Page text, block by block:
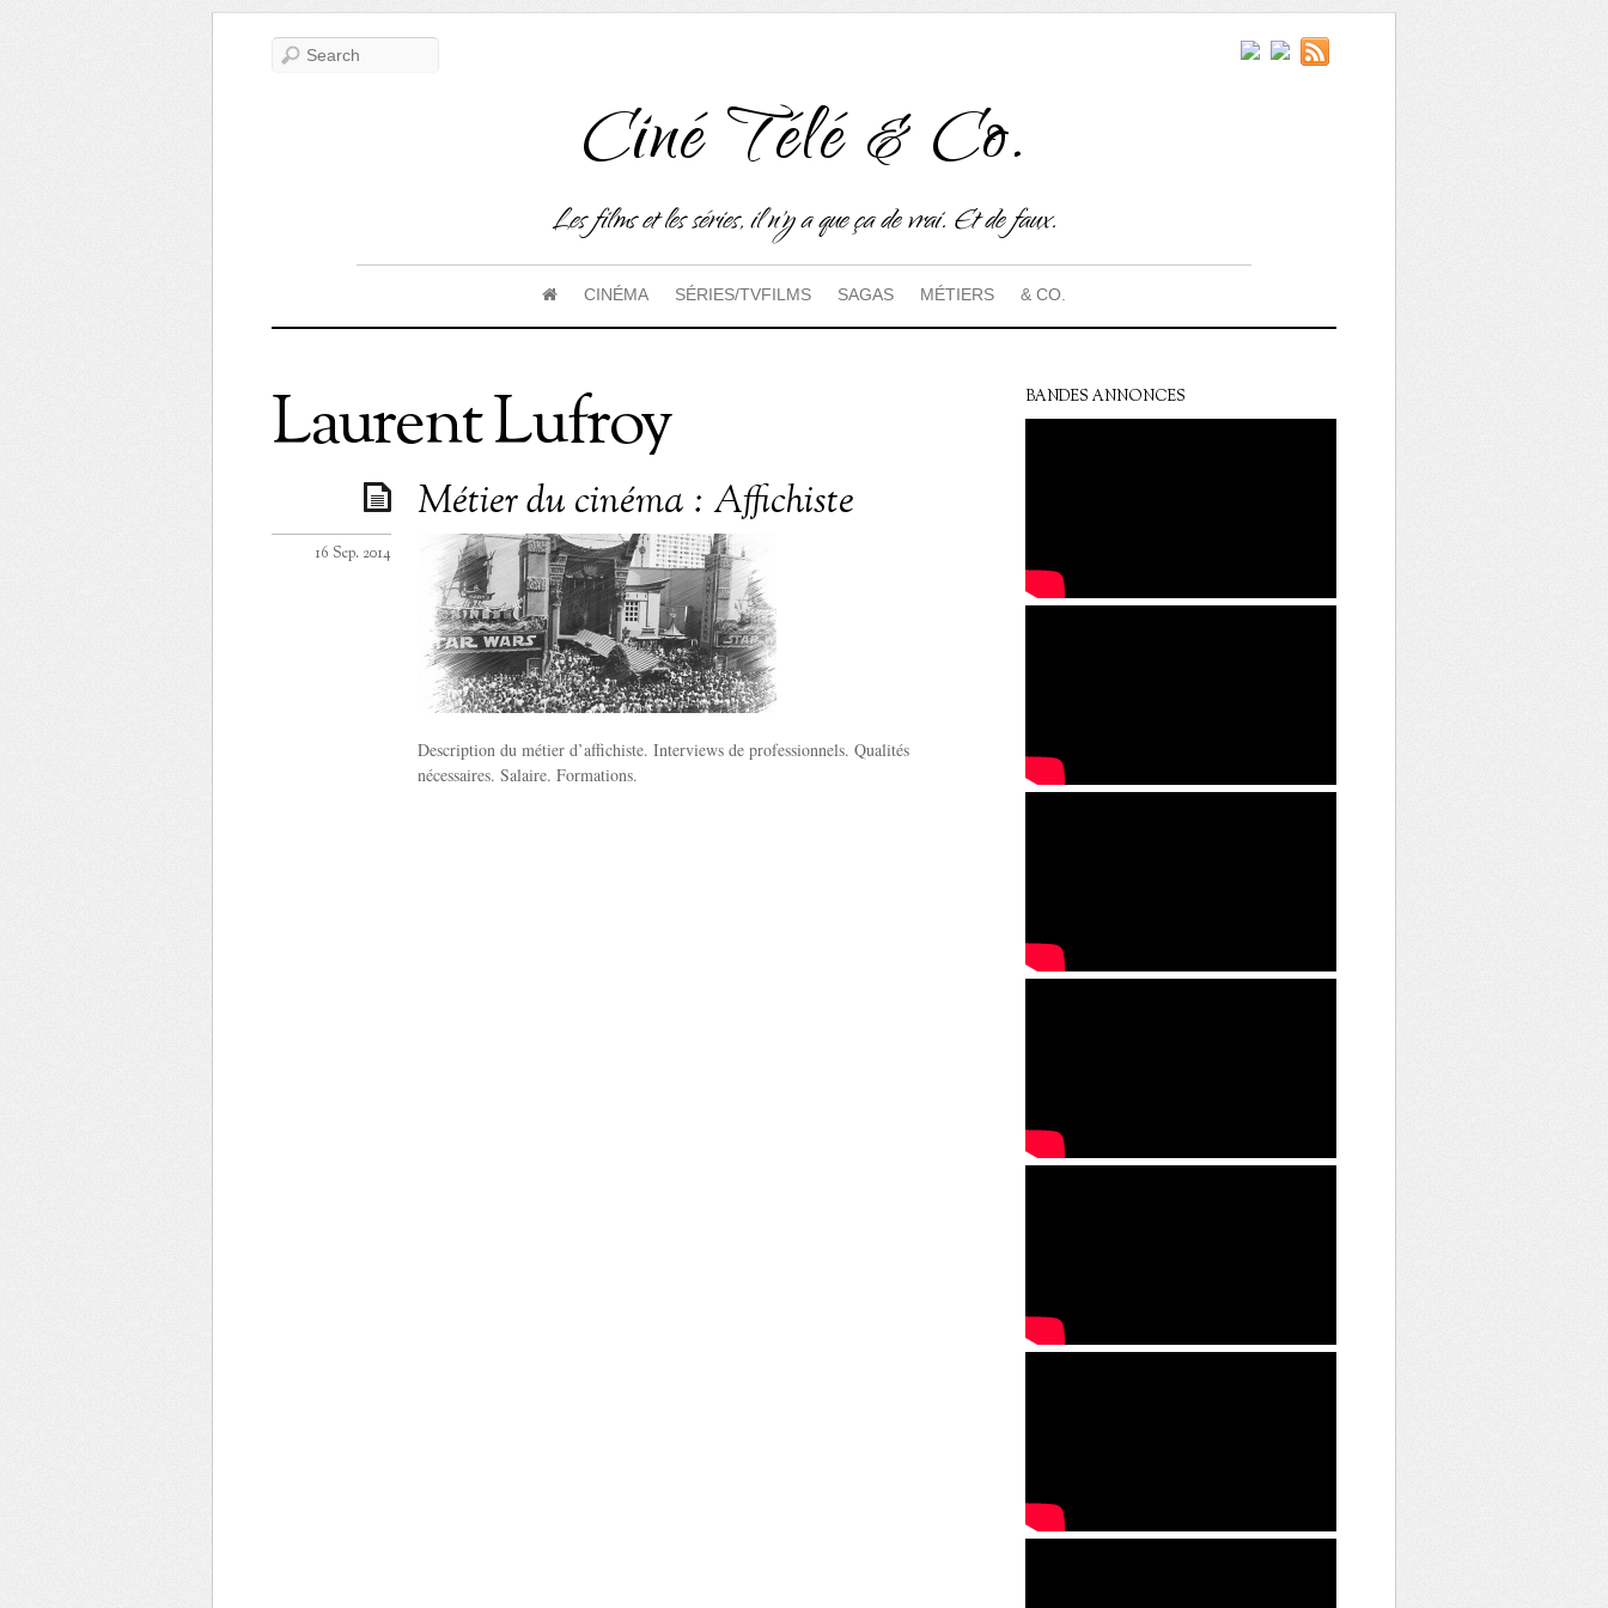
Ciné Télé & Co.
Les films et les séries, il n'y a que ça de vrai. Et de faux.
CINÉMA SÉRIES/TVFILMS SAGAS MÉTIERS & CO.
Laurent Lufroy
Métier du cinéma : Affichiste
16 Sep. 2014
Description du métier d’affichiste. Interviews de professionnels. Qualités
nécessaires. Salaire. Formations.
BANDES ANNONCES